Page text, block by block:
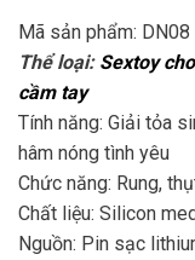
Mã sản phẩm: DN08
Thể loại: Sextoy
cầm tay
Tính năng: Giải tỏa
hâm nóng tình yêu
Chức năng: Rung,
Chất liệu: Silicon
Nguồn: Pin sạc